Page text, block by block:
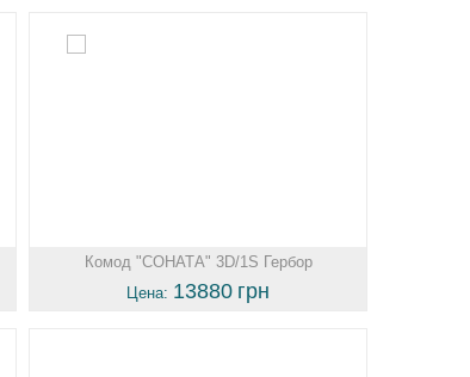
Комод "СОНАТА" 3D/1S Гербор
Цена: 13880 грн